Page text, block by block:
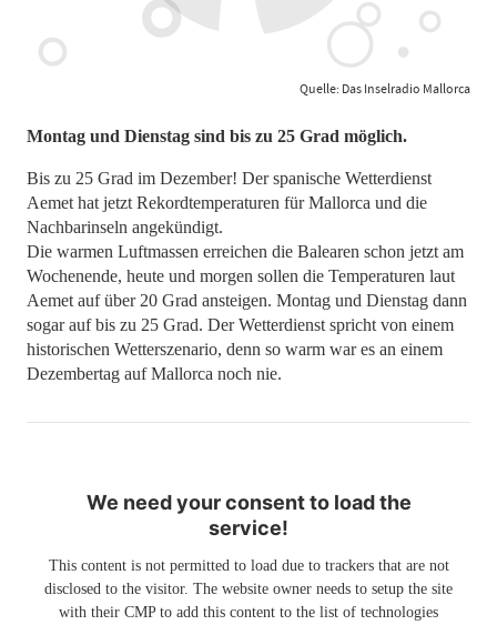
Quelle: Das Inselradio Mallorca
Montag und Dienstag sind bis zu 25 Grad möglich.
Bis zu 25 Grad im Dezember! Der spanische Wetterdienst
Aemet hat jetzt Rekordtemperaturen für Mallorca und die
Nachbarinseln angekündigt.
Die warmen Luftmassen erreichen die Balearen schon jetzt am
Wochenende, heute und morgen sollen die Temperaturen laut
Aemet auf über 20 Grad ansteigen. Montag und Dienstag dann
sogar auf bis zu 25 Grad. Der Wetterdienst spricht von einem
historischen Wetterszenario, denn so warm war es an einem
Dezembertag auf Mallorca noch nie.
We need your consent to load the
service!
This content is not permitted to load due to trackers that are not
disclosed to the visitor. The website owner needs to setup the site
with their CMP to add this content to the list of technologies